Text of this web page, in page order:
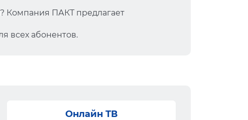
? Компания ПАКТ предлагает
всех абонентов.
Онлайн ТВ